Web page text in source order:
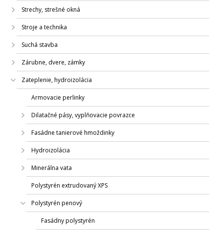
Strechy, strešné okná
Stroje a technika
Suchá stavba
Zárubne, dvere, zámky
Zateplenie, hydroizolácia
Armovacie perlinky
Dilatačné pásy, vyplňovacie povrazce
Fasádne tanierové hmoždinky
Hydroizolácia
Minerálna vata
Polystyrén extrudovaný XPS
Polystyrén penový
Fasádny polystyrén